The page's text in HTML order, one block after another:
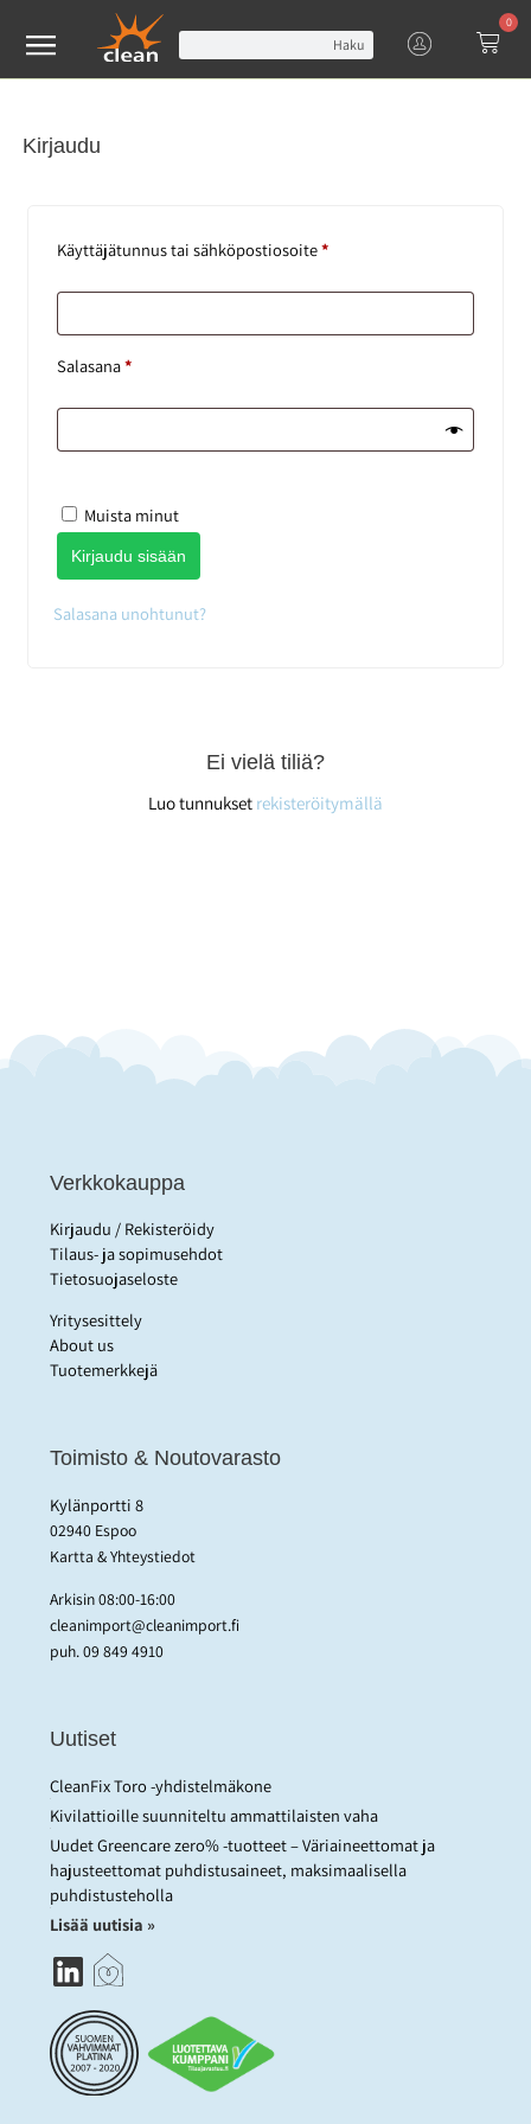
Haku
0
Kirjaudu
Käyttäjätunnus tai sähköpostiosoite*
Salasana*
Muista minut
Kirjaudu sisään
Salasana unohtunut?
Ei vielä tiliä?
Luo tunnukset rekisteröitymällä
Verkkokauppa
Kirjaudu / Rekisteröidy
Tilaus- ja sopimusehdot
Tietosuojaseloste
Yritysesittely
About us
Tuotemerkkejä
Toimisto & Noutovarasto
Kylänportti 8
02940 Espoo
Kartta & Yhteystiedot
Arkisin 08:00-16:00
cleanimport@cleanimport.fi
puh.09 849 4910
Uutiset
CleanFix Toro -yhdistelmäkone
Kivilattioille suunniteltu ammattilaisten vaha
Uudet Greencare zero% -tuotteet – Väriaineettomat ja
hajusteettomat puhdistusaineet, maksimaalisella
puhdistusteholla
Lisää uutisia »